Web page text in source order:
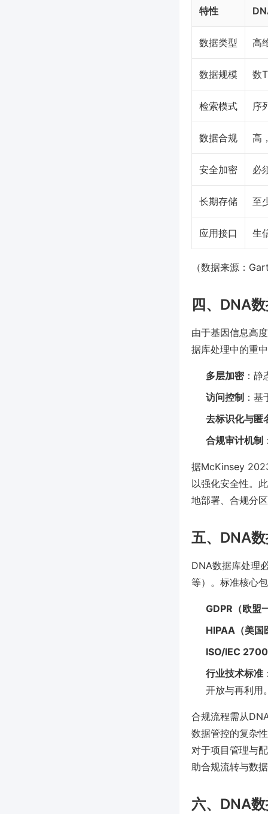
特性
数据类型 高
数据规模 数
检索模式 序
数据合规 高
安全加密 必
长期存储 至
应用接口 生
（数据来源：
四、DNA
由于基因信息高
据库处理中的重
多层加密：静
访问控制 ：
去标识化与匿
合规审计机制
据McKinsey
以强化安全性。
地部署、合规分
五、DNA
DNA数据库处理
等）。标准核心
GDPR（欧盟
HIPAA（美国
ISO/IEC
行业技术标准
开放与再利用
合规流程需从
数据管控的复杂
对于项目管理与
助合规流转与数
六、DNA